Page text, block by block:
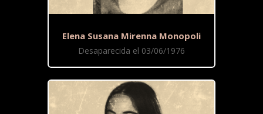
Elena Susana Mirenna Monopoli
Desaparecida el 03/06/1976